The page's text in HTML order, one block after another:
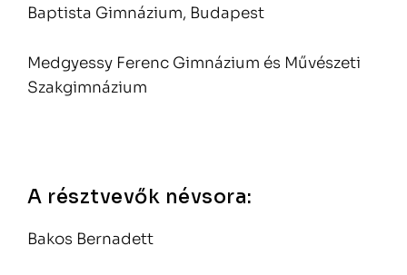
Baptista Gimnázium, Budapest
Medgyessy Ferenc Gimnázium és Művészeti
Szakgimnázium
A résztvevők névsora:
Bakos Bernadett